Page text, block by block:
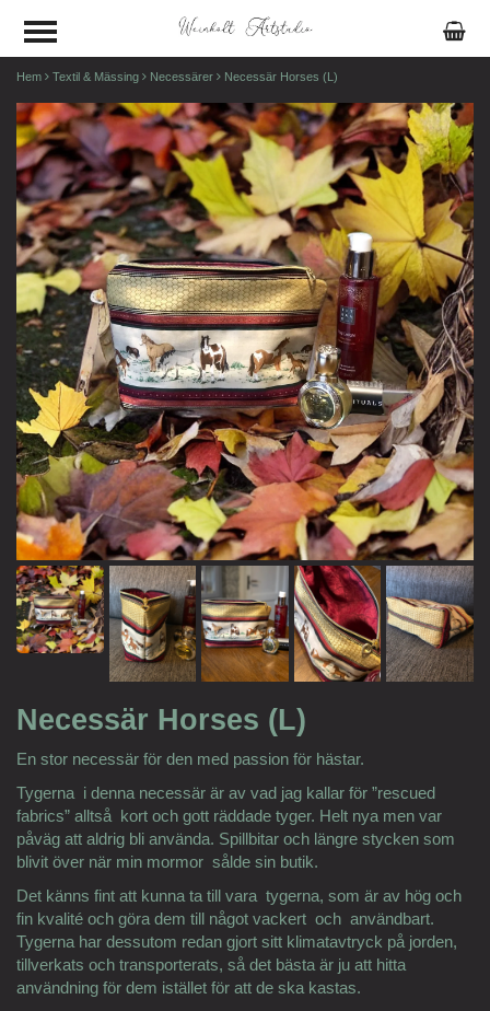
Hem Textil & Mässing Necessärer Necessär Horses (L)
Necessär Horses (L)
En stor necessär för den med passion för hästar.
Tygerna i denna necessär är av vad jag kallar för ”rescued
fabrics” alltså kort och gott räddade tyger. Helt nya men var
påväg att aldrig bli använda. Spillbitar och längre stycken som
blivit över när min mormor sålde sin butik.
Det känns fint att kunna ta till vara tygerna, som är av hög och
fin kvalité och göra dem till något vackert och användbart.
Tygerna har dessutom redan gjort sitt klimatavtryck på jorden,
tillverkats och transporterats, så det bästa är ju att hitta
användning för dem istället för att de ska kastas.